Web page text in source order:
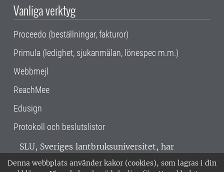
Denna webbplats använder kakor (cookies), som lagras i din
Vanliga verktyg
Proceedo (beställningar, fakturor)
Primula (ledighet, sjukanmälan, lönespec m.m.)
Webbmejl
ReachMee
Edusign
Protokoll och beslutslistor
SLU, Sveriges lantbruksuniversitet, har
verksamhet över hela Sverige. Huvudorter är